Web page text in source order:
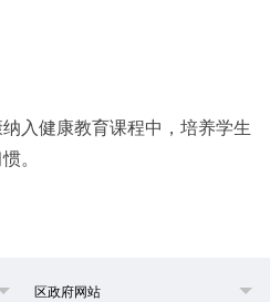
健康教育课程中，培养学生
。
区政府网站